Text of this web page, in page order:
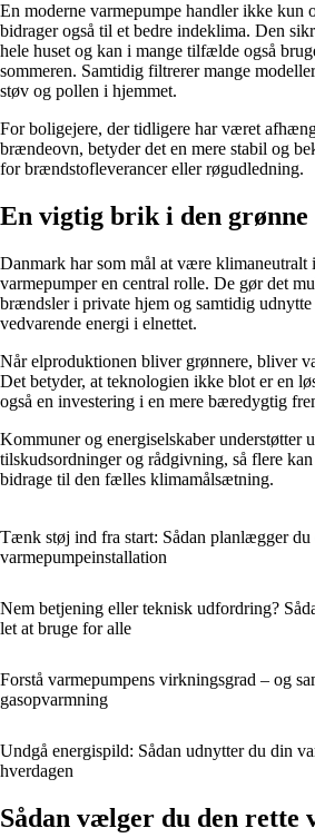
En moderne varmepumpe handler ikke kun
bidrager også til et bedre indeklima. Den
hele huset og kan i mange tilfælde også
sommeren. Samtidig filtrerer mange
støv og pollen i hjemmet.
For boligejere, der tidligere har været
brændeovn, betyder det en mere stabil og
for brændstofleverancer eller røgudledning.
En vigtig brik i den
Danmark har som mål at være klimaneutralt
varmepumper en central rolle. De gør det
brændsler i private hjem og samtidig
vedvarende energi i elnettet.
Når elproduktionen bliver grønnere, bliver
Det betyder, at teknologien ikke blot er en
også en investering i en mere bæredygtig
Kommuner og energiselskaber understøtter
tilskudsordninger og rådgivning, så flere
bidrage til den fælles klimamålsætning.
Tænk støj ind fra start: Sådan planlægger du
varmepumpeinstallation
Nem betjening eller teknisk udfordring?
let at bruge for alle
Forstå varmepumpens virkningsgrad – og
gasopvarmning
Undgå energispild: Sådan udnytter du din
hverdagen
Sådan vælger du den rette